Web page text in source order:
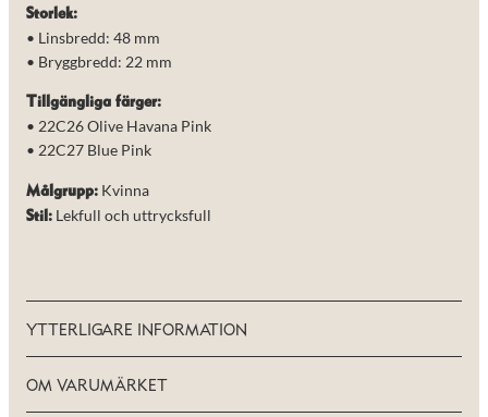
Storlek:
• Linsbredd: 48 mm
• Bryggbredd: 22 mm
Tillgängliga färger:
• 22C26 Olive Havana Pink
• 22C27 Blue Pink
Målgrupp: Kvinna
Stil: Lekfull och uttrycksfull
YTTERLIGARE INFORMATION
OM VARUMÄRKET
chansen att få se
personligt
anpassat innehåll
och erbjudanden.